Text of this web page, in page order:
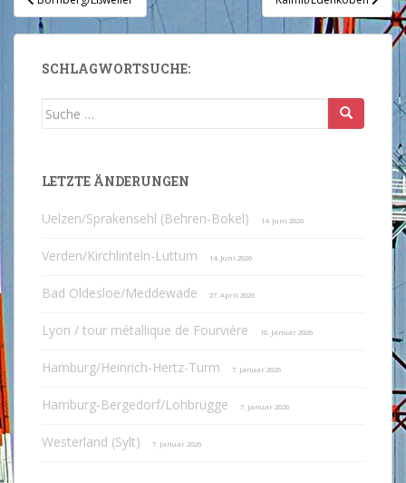
SCHLAGWORTSUCHE:
Suche
LETZTE ÄNDERUNGEN
Uelzen/Sprakensehl (Behren-Bokel) 14. Juni 2026
Verden/Kirchlinteln-Luttum 14. Juni 2026
Bad Oldesloe/Meddewade 27. April 2026
Lyon / tour métallique de Fourvière 10. Januar 2026
Hamburg/Heinrich-Hertz-Turm 7. Januar 2026
Hamburg-Bergedorf/Lohbrügge 7. Januar 2026
Westerland (Sylt) 7. Januar 2026